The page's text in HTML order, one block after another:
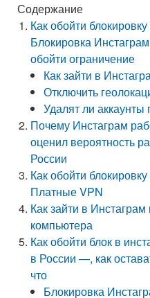
Содержание
Как обойти
Блокировка
обойти ограничение
Как зайти в
Отключить
Удалят ли аккаунты
Почему Инстаграм
оценил вероятность
России
Как обойти
Платные VPN
Как зайти в
компьютера
Как обойти блок в
в России —, как
что
Блокировка